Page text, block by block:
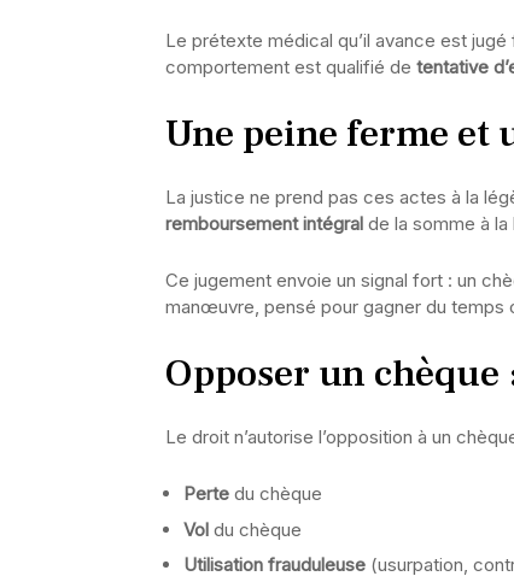
Le prétexte médical qu’il avance est
comportement est qualifié de tentative
Une peine ferme et
La justice ne prend pas ces actes à la
remboursement intégral de la somme à
Ce jugement envoie un signal fort : un
manœuvre, pensé pour gagner du temps
Opposer un chèque
Le droit n’autorise l’opposition à un
Perte du chèque
Vol du chèque
Utilisation frauduleuse (usurpation,